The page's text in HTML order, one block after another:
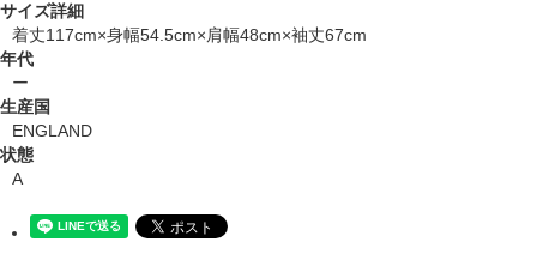
サイズ詳細
着丈117cm×身幅54.5cm×肩幅48cm×袖丈67cm
年代
ー
生産国
ENGLAND
状態
A